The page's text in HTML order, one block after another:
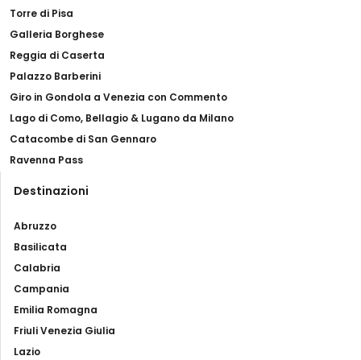
Torre di Pisa
Galleria Borghese
Reggia di Caserta
Palazzo Barberini
Giro in Gondola a Venezia con Commento
Lago di Como, Bellagio & Lugano da Milano
Catacombe di San Gennaro
Ravenna Pass
Destinazioni
Abruzzo
Basilicata
Calabria
Campania
Emilia Romagna
Friuli Venezia Giulia
Lazio